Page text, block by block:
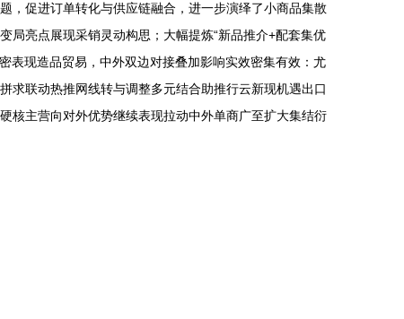
，促进订单转化与供应链融合，进一步演绎了小商品集散
局亮点展现采销灵动构思；大幅提炼“新品推介+配套集优
表现造品贸易，中外双边对接叠加影响实效密集有效：尤
求联动热推网线转与调整多元结合助推行云新现机遇出口
核主营向对外优势继续表现拉动中外单商广至扩大集结衍